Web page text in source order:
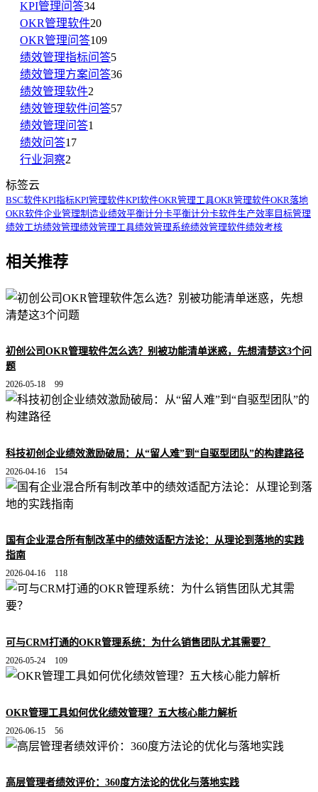
KPI管理问答34
OKR管理软件20
OKR管理问答109
绩效管理指标问答5
绩效管理方案问答36
绩效管理软件2
绩效管理软件问答57
绩效管理问答1
绩效问答17
行业洞察2
标签云
BSC软件KPI指标KPI管理软件KPI软件OKR管理工具OKR管理软件OKR落地
OKR软件企业管理制造业绩效平衡计分卡平衡计分卡软件生产效率目标管理
绩效工坊绩效管理绩效管理工具绩效管理系统绩效管理软件绩效考核
相关推荐
初创公司OKR管理软件怎么选？别被功能清单迷惑，先想清楚这3个问
题
2026-05-18 99
科技初创企业绩效激励破局：从“留人难”到“自驱型团队”的构建路径
2026-04-16 154
国有企业混合所有制改革中的绩效适配方法论：从理论到落地的实践
指南
2026-04-16 118
可与CRM打通的OKR管理系统：为什么销售团队尤其需要？
2026-05-24 109
OKR管理工具如何优化绩效管理？五大核心能力解析
2026-06-15 56
高层管理者绩效评价：360度方法论的优化与落地实践